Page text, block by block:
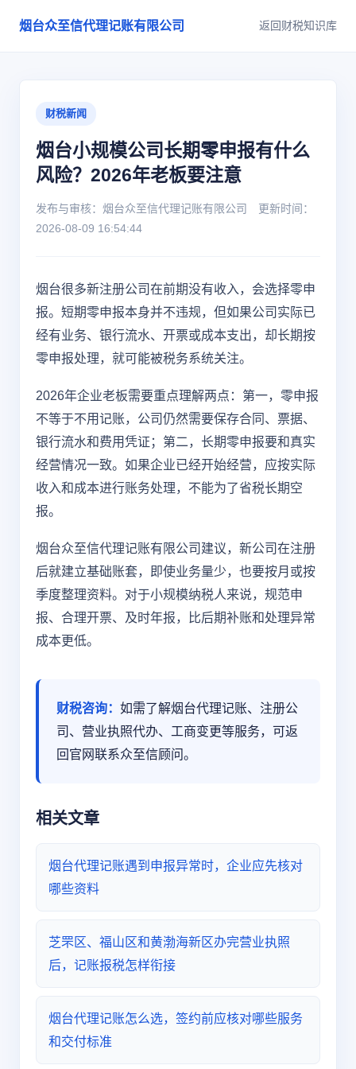
烟台众至信代理记账有限公司 返回财税知识库
财税新闻
烟台小规模公司长期零申报有什么
风险？2026年老板要注意
发布与审核：烟台众至信代理记账有限公司 更新时间：
2026-08-09 16:54:44
烟台很多新注册公司在前期没有收入，会选择零申
报。短期零申报本身并不违规，但如果公司实际已
经有业务、银行流水、开票或成本支出，却长期按
零申报处理，就可能被税务系统关注。
2026年企业老板需要重点理解两点：第一，零申报
不等于不用记账，公司仍然需要保存合同、票据、
银行流水和费用凭证；第二，长期零申报要和真实
经营情况一致。如果企业已经开始经营，应按实际
收入和成本进行账务处理，不能为了省税长期空
报。
烟台众至信代理记账有限公司建议，新公司在注册
后就建立基础账套，即使业务量少，也要按月或按
季度整理资料。对于小规模纳税人来说，规范申
报、合理开票、及时年报，比后期补账和处理异常
成本更低。
财税咨询： 如需了解烟台代理记账、注册公
司、营业执照代办、工商变更等服务，可返
回官网联系众至信顾问。
相关文章
烟台代理记账遇到申报异常时，企业应先核对
哪些资料
芝罘区、福山区和黄渤海新区办完营业执照
后，记账报税怎样衔接
烟台代理记账怎么选，签约前应核对哪些服务
和交付标准